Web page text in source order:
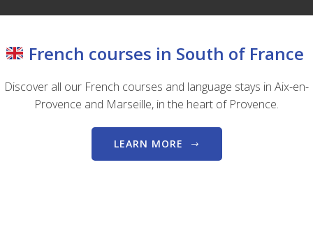
French courses in South of France
Discover all our French courses and language stays in Aix-en-
Provence and Marseille, in the heart of Provence.
LEARN MORE